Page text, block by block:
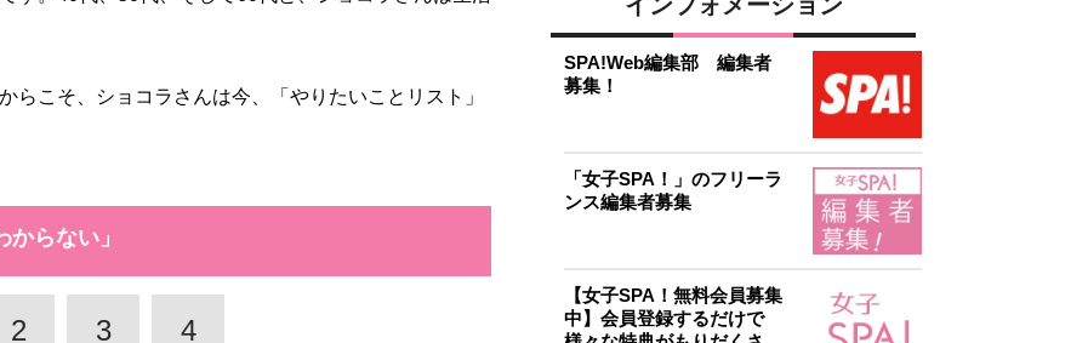
らこそ、ショコラさんは今、「やりたいことリスト」
からない」
2 3 4
SPA!Web編集部 編集者
募集！
「女子SPA！」のフリーラ
ンス編集者募集
【女子SPA！無料会員募集
中】会員登録するだけで